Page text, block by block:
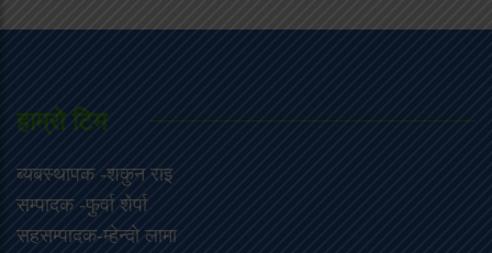
हाम्राे टिम
ब्यबस्थापक -शकुन राइ
सम्पादक -फुर्वा शेर्पा
सहसम्पादक-म्हेन्दो लामा